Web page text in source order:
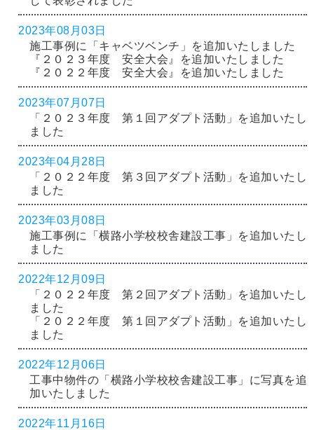
2023年08月03日
施工事例に「キャベツベンチ」を追加いたしました
『２０２３年度 安全大会』を追加いたしました
『２０２２年度 安全大会』を追加いたしました
2023年07月07日
「２０２３年度 第１回アダプト活動」を追加いたし
ました
2023年04月28日
「２０２２年度 第３回アダプト活動」を追加いたし
ました
2023年03月08日
施工事例に「横路小学校校舎建設工事」を追加いたし
ました
2022年12月09日
「２０２２年度 第２回アダプト活動」を追加いたし
ました
「２０２２年度 第１回アダプト活動」を追加いたし
ました
2022年12月06日
工事中物件の「横路小学校校舎建設工事」に写真を追
加いたしました
2022年11月16日